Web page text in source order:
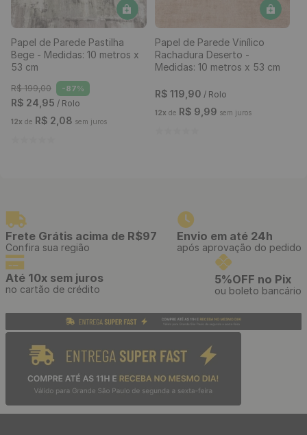
Papel de Parede Pastilha
Bege - Medidas: 10 metros x
53 cm
R$ 199,00 -87%
R$ 24,95 / Rolo
12x de R$ 2,08 sem juros
Papel de Parede Vinílico
Rachadura Deserto -
Medidas: 10 metros x 53 cm
R$ 119,90 / Rolo
12x de R$ 9,99 sem juros
Frete Grátis acima de R$97
Confira sua região
Envio em até 24h
após aprovação do pedido
Até 10x sem juros
no cartão de crédito
5%OFF no Pix
ou boleto bancário